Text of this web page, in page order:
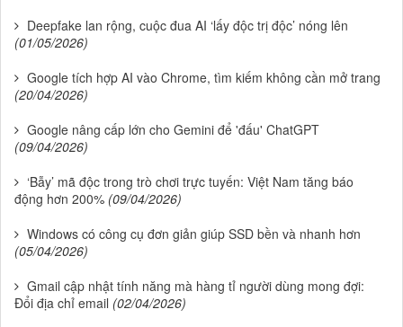
Deepfake lan rộng, cuộc đua AI ‘lấy độc trị độc’ nóng lên
(01/05/2026)
Google tích hợp AI vào Chrome, tìm kiếm không cần mở trang
(20/04/2026)
Google nâng cấp lớn cho Gemini để 'đấu' ChatGPT
(09/04/2026)
‘Bẫy’ mã độc trong trò chơi trực tuyến: Việt Nam tăng báo
động hơn 200% (09/04/2026)
Windows có công cụ đơn giản giúp SSD bền và nhanh hơn
(05/04/2026)
Gmail cập nhật tính năng mà hàng tỉ người dùng mong đợi:
Đổi địa chỉ email (02/04/2026)